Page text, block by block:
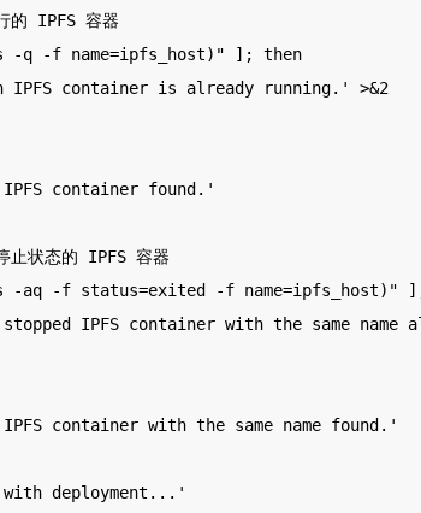
的 IPFS 容器
q -f name=ipfs_host)" ]; then
container found.'
止状态的 IPFS 容器
aq -f status=exited -f name=ipfs_host)"
container with the same name found.'
with deployment...'